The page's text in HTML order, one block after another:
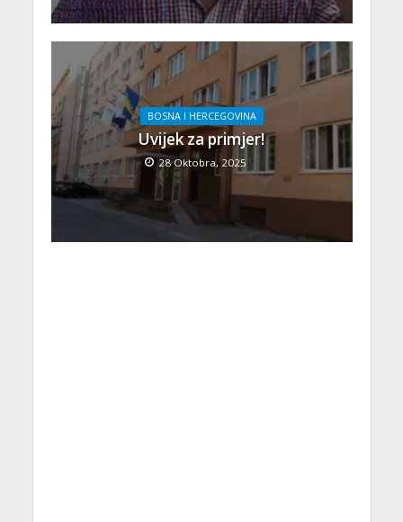
BOSNA I HERCEGOVINA
Uvijek za primjer!
28 Oktobra, 2025